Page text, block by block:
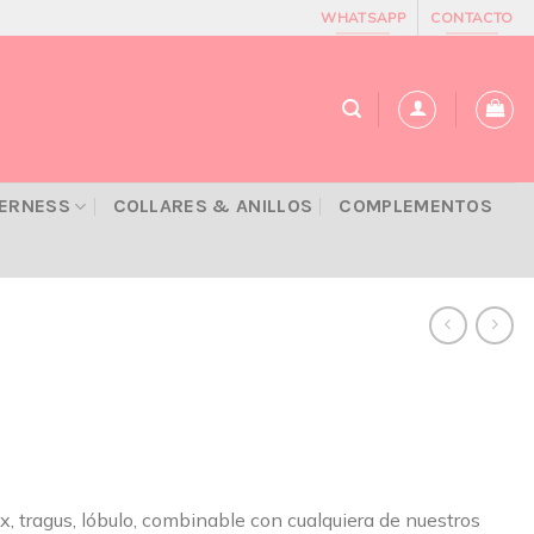
WHATSAPP CONTACTO
COLLARES & ANILLOS COMPLEMENTOS
tragus, lóbulo, combinable con cualquiera de nuestros